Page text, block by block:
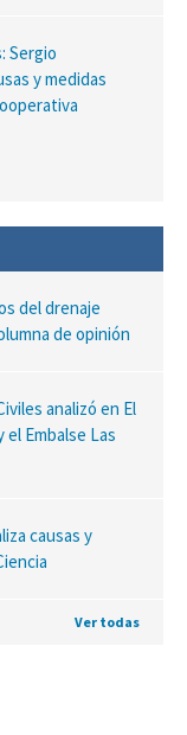
Sergio
y medidas
del drenaje
de opinión
analizó en El
Embalse Las
causas y
Ver todas